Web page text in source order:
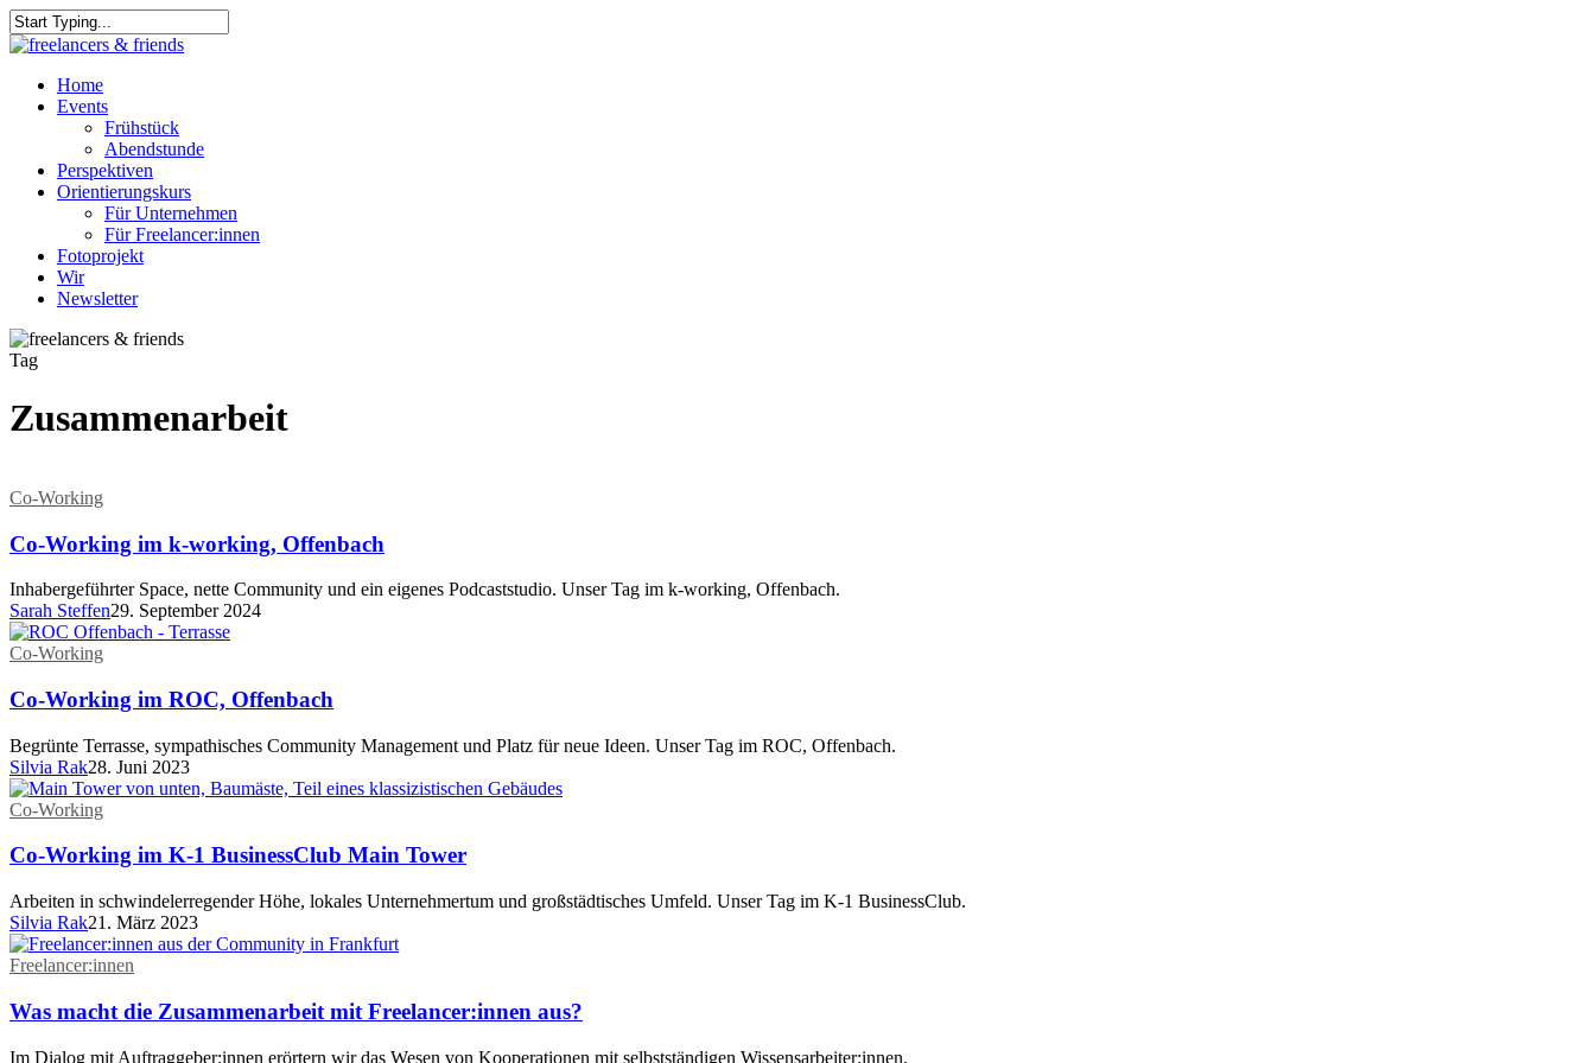
Skip
to
content
Close
Menu
Home
Events
Frühstück
Abendstunde
Perspektiven
Orientierungskurs
Für Unternehmen
Für Freelancer:innen
Fotoprojekt
Wir
Newsletter
Tag
Zusammenarbeit
Co-Working
Co-Working im k-working, Offenbach
Inhabergeführter Space, nette Community und ein eigenes Podcaststudio. Unser Tag im k-working, Offenbach.
Sarah Steffen29. September 2024
Co-Working
Co-Working im ROC, Offenbach
Begrünte Terrasse, sympathisches Community Management und Platz für neue Ideen. Unser Tag im ROC, Offenbach.
Silvia Rak28. Juni 2023
Co-Working
Co-Working im K-1 BusinessClub Main Tower
Arbeiten in schwindelerregender Höhe, lokales Unternehmertum und großstädtisches Umfeld. Unser Tag im K-1 BusinessClub.
Silvia Rak21. März 2023
Freelancer:innen
Was macht die Zusammenarbeit mit Freelancer:innen aus?
Im Dialog mit Auftraggeber:innen erörtern wir das Wesen von Kooperationen mit selbstständigen Wissensarbeiter:innen.